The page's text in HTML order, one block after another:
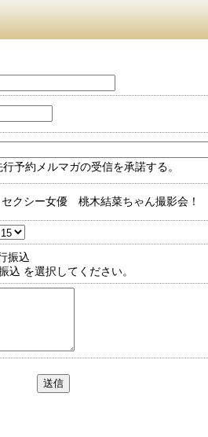
予約メルマガの受信を承諾する。
クシー女優 桃木結菜ちゃん撮影会！
振込
込 を選択してください。